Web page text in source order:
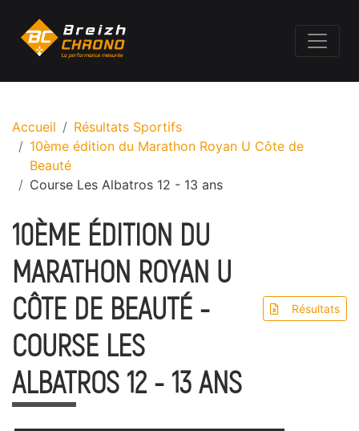
Accueil
Résultats Sportifs
10ème édition du Marathon Royan U Côte de
Beauté
Course Les Albatros 12 - 13 ans
10ÈME ÉDITION DU
MARATHON ROYAN U
CÔTE DE BEAUTÉ -
COURSE LES
ALBATROS 12 - 13 ANS
Résultats